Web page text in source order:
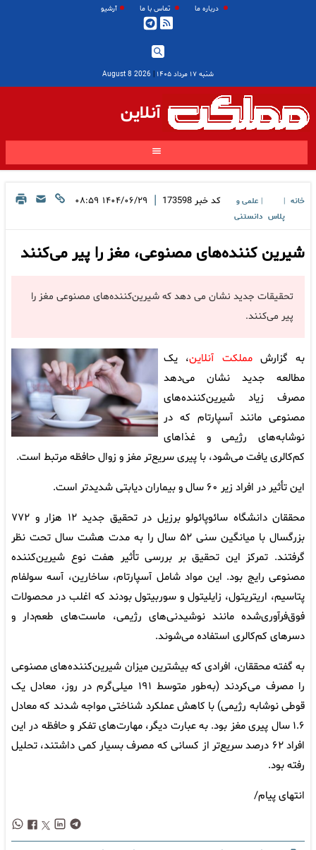
درباره ما تماس با ما آرشیو
شنبه ۱۷ مرداد ۱۴۰۵ |
2026 August 8
آنلاین
خانه
پلاس
علمی و
دانستنی
کد خبر 173598
| ۱۴۰۴/۰۶/۲۹ ۰۸:۵۹
شیرین کننده‌های مصنوعی، مغز را پیر می‌کنند
تحقیقات جدید نشان می دهد که شیرین‌کننده‌های مصنوعی مغز را
پیر می‌کنند.
به گزارشمملکت آنلاین، یک
مطالعه جدید نشان می‌دهد
مصرف زیاد شیرین‌کننده‌های
مصنوعی مانند آسپارتام که در
نوشابه‌های رژیمی و غذاهای
کم‌کالری یافت می‌شود، با پیری سریع‌تر مغز و زوال حافظه مرتبط است.
این تأثیر در افراد زیر ۶۰ سال و بیماران دیابتی شدیدتر است.
محققان دانشگاه سائوپائولو برزیل در تحقیق جدید ۱۲ هزار و ۷۷۲
بزرگسال با میانگین سنی ۵۲ سال را به مدت هشت سال تحت نظر
گرفتند. تمرکز این تحقیق بر بررسی تأثیر هفت نوع شیرین‌کننده
مصنوعی رایج بود. این مواد شامل آسپارتام، ساخارین، آسه‌ سولفام
پتاسیم، اریتریتول، زایلیتول و سوربیتول بودند که اغلب در محصولات
فوق‌فرآوری‌شده مانند نوشیدنی‌های رژیمی، ماست‌های طعم‌دار و
دسرهای کم‌کالری استفاده می‌شوند.
به گفته محققان، افرادی که بیشترین میزان شیرین‌کننده‌های مصنوعی
را مصرف می‌کردند (به‌طور متوسط ۱۹۱ میلی‌گرم در روز، معادل یک
قوطی نوشابه رژیمی) با کاهش عملکرد شناختی مواجه شدند که معادل
۱.۶ سال پیری مغز بود. به عبارت دیگر، مهارت‌های تفکر و حافظه در این
افراد ۶۲ درصد سریع‌تر از کسانی که مصرف بسیار کمی داشتند، تحلیل
رفته بود.
انتهای پیام/